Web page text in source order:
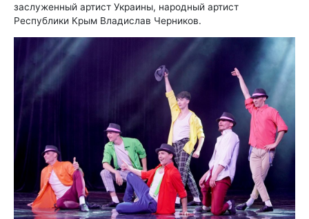
заслуженный артист Украины, народный артист
Республики Крым Владислав Черников.